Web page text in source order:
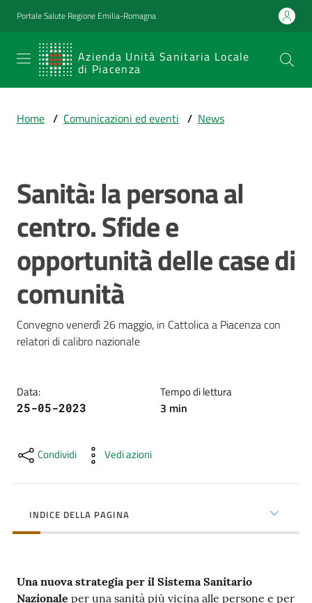
Vai al contenuto
Vai alla navigazione
Vai al footer
Portale Salute Regione Emilia-Romagna
Azienda Unità Sanitaria Locale
di Piacenza
SERVIZIO
SANITARIO
Emilia-
Sanitaria Locale
di Piacenza
e
di
cura
fare
per...
Strutture
e
Piacenza
Home / Comunicazioni ed eventi / News
Salta al contenuto
Sanità: la persona al
centro. Sfide e
opportunità delle case di
comunità
Convegno venerdì 26 maggio, in Cattolica a Piacenza con
relatori di calibro nazionale
Data:
25-05-2023
Tempo di lettura
3 min
Condividi Vedi azioni
INDICE DELLA PAGINA
Una nuova strategia per il Sistema Sanitario
Nazionale per una sanità più vicina alle persone e per